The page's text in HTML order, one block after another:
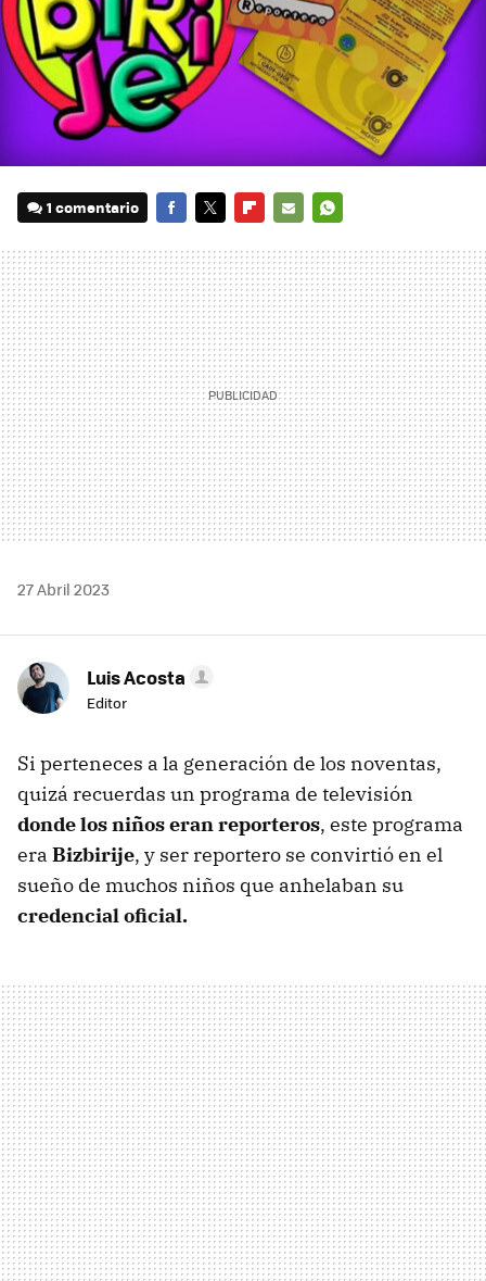
1 comentario
MAIL
27 Abril 2023
Luis Acosta
Editor
Si perteneces a la generación de los noventas,
quizá recuerdas un programa de televisión
donde los niños eran reporteros, este programa
era Bizbirije, y ser reportero se convirtió en el
sueño de muchos niños que anhelaban su
credencial oficial.